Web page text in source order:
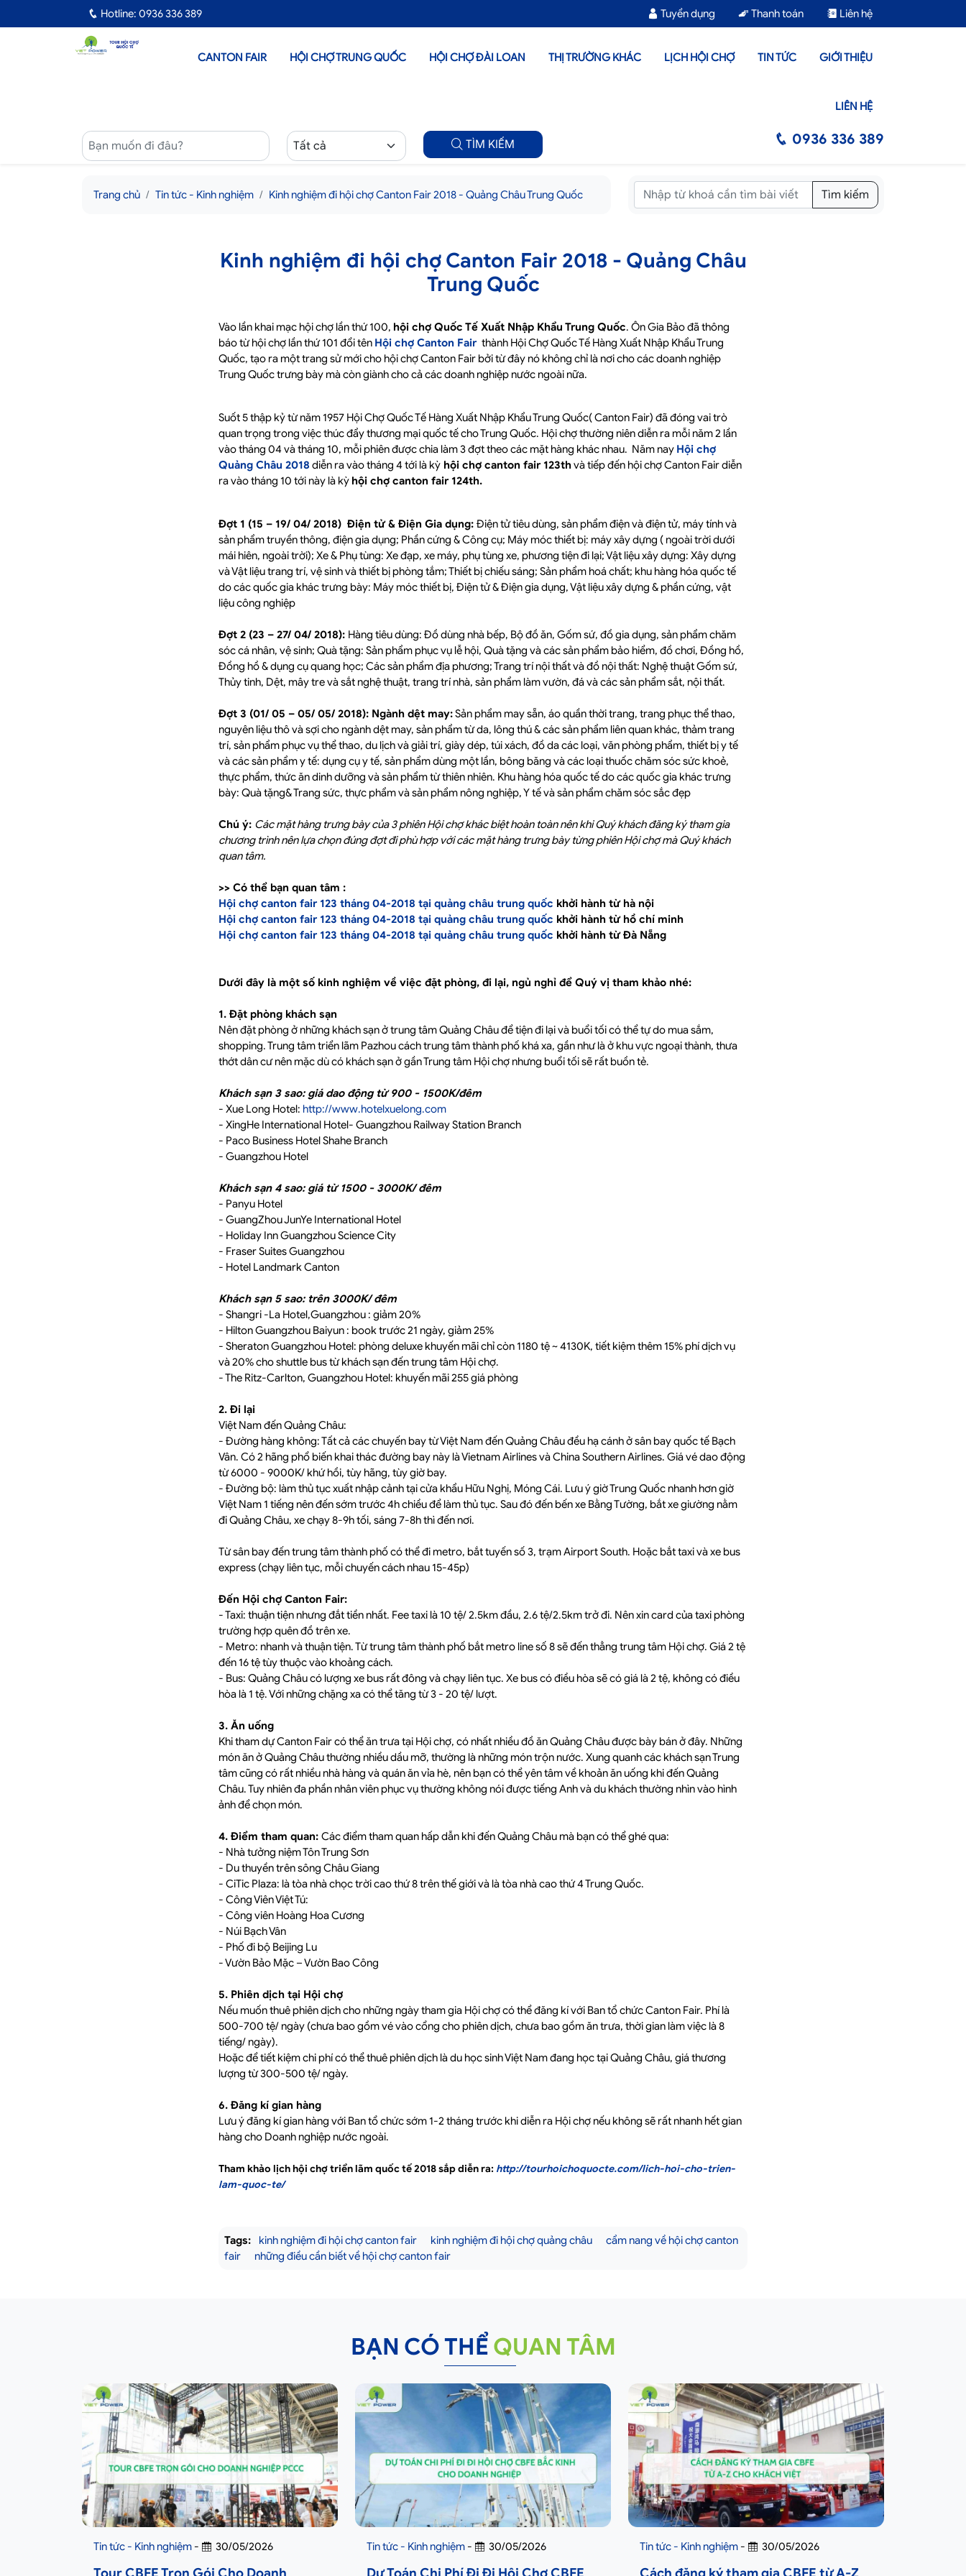
Hotline: 0936 336 389 Tuyển dụng Thanh toán Liên hệ
CANTON FAIR HỘI CHỢ TRUNG QUỐC HỘI CHỢ ĐÀI LOAN THỊ TRƯỜNG KHÁC LỊCH HỘI CHỢ TIN TỨC GIỚI THIỆU
LIÊN HỆ
TÌM KIẾM 0936 336 389
Trang chủ Tin tức - Kinh nghiệm Kinh nghiệm đi hội chợ Canton Fair 2018 - Quảng Châu Trung Quốc Tìm kiếm
Kinh nghiệm đi hội chợ Canton Fair 2018 - Quảng Châu
Trung Quốc
Vào lần khai mạc hội chợ lần thứ 100, hội chợ Quốc Tế Xuất Nhập Khẩu Trung Quốc. Ôn Gia Bảo đã thông
báo từ hội chợ lần thứ 101 đổi tên Hội chợ Canton Fair thành Hội Chợ Quốc Tế Hàng Xuất Nhập Khẩu Trung
Quốc, tạo ra một trang sử mới cho hội chợ Canton Fair bởi từ đây nó không chỉ là nơi cho các doanh nghiệp
Trung Quốc trưng bày mà còn giành cho cả các doanh nghiệp nước ngoài nữa.
Suốt 5 thập kỷ từ năm 1957 Hội Chợ Quốc Tế Hàng Xuất Nhập Khẩu Trung Quốc( Canton Fair) đã đóng vai trò
quan trọng trong việc thúc đẩy thương mại quốc tế cho Trung Quốc. Hội chợ thường niên diễn ra mỗi năm 2 lần
vào tháng 04 và tháng 10, mỗi phiên được chia làm 3 đợt theo các mặt hàng khác nhau. Năm nay Hội chợ
Quảng Châu 2018 diễn ra vào tháng 4 tới là kỳ hội chợ canton fair 123thvà tiếp đến hội chợ Canton Fair diễn
ra vào tháng 10 tới này là kỳ hội chợ canton fair 124th.
Đợt 1 (15 – 19/ 04/ 2018) Điện tử & Điện Gia dụng: Điện tử tiêu dùng, sản phẩm điện và điện tử, máy tính và
sản phẩm truyền thông, điện gia dụng; Phần cứng & Công cụ; Máy móc thiết bị: máy xây dựng ( ngoài trời dưới
mái hiên, ngoài trời); Xe & Phụ tùng: Xe đạp, xe máy, phụ tùng xe, phương tiện đi lại; Vật liệu xây dựng: Xây dựng
và Vật liệu trang trí, vệ sinh và thiết bị phòng tắm; Thiết bị chiếu sáng; Sản phẩm hoá chất; khu hàng hóa quốc tế
do các quốc gia khác trưng bày: Máy móc thiết bị, Điện tử & Điện gia dụng, Vật liệu xây dựng & phần cứng, vật
liệu công nghiệp
Đợt 2 (23 – 27/ 04/ 2018): Hàng tiêu dùng: Đồ dùng nhà bếp, Bộ đồ ăn, Gốm sứ, đồ gia dụng, sản phẩm chăm
sóc cá nhân, vệ sinh; Quà tặng: Sản phẩm phục vụ lễ hội, Quà tặng và các sản phẩm bảo hiểm, đồ chơi, Đồng hồ,
Đồng hồ & dụng cụ quang học; Các sản phẩm địa phương; Trang trí nội thất và đồ nội thất: Nghệ thuật Gốm sứ,
Thủy tinh, Dệt, mây tre và sắt nghệ thuật, trang trí nhà, sản phẩm làm vườn, đá và các sản phẩm sắt, nội thất.
Đợt 3 (01/ 05 – 05/ 05/ 2018): Ngành dệt may:Sản phẩm may sẵn, áo quần thời trang, trang phục thể thao,
nguyên liệu thô và sợi cho ngành dệt may, sản phẩm từ da, lông thú & các sản phẩm liên quan khác, thảm trang
trí, sản phẩm phục vụ thể thao, du lịch và giải trí, giày dép, túi xách, đồ da các loại, văn phòng phẩm, thiết bị y tế
và các sản phẩm y tế: dụng cụ y tế, sản phẩm dùng một lần, bông băng và các loại thuốc chăm sóc sức khoẻ,
thực phẩm, thức ăn dinh dưỡng và sản phẩm từ thiên nhiên. Khu hàng hóa quốc tế do các quốc gia khác trưng
bày: Quà tặng& Trang sức, thực phẩm và sản phẩm nông nghiệp, Y tế và sản phẩm chăm sóc sắc đẹp
Chú ý: Các mặt hàng trưng bày của 3 phiên Hội chợ khác biệt hoàn toàn nên khi Quý khách đăng ký tham gia
chương trình nên lựa chọn đúng đợt đi phù hợp với các mặt hàng trưng bày từng phiên Hội chợ mà Quý khách
quan tâm.
>> Có thể bạn quan tâm :
Hội chợ canton fair 123 tháng 04-2018 tại quảng châu trung quốc khởi hành từ hà nội
Hội chợ canton fair 123 tháng 04-2018 tại quảng châu trung quốc khởi hành từ hồ chí minh
Hội chợ canton fair 123 tháng 04-2018 tại quảng châu trung quốc khởi hành từ Đà Nẵng
Dưới đây là một số kinh nghiệm về việc đặt phòng, đi lại, ngủ nghỉ để Quý vị tham khảo nhé:
1. Đặt phòng khách sạn
Nên đặt phòng ở những khách sạn ở trung tâm Quảng Châu để tiện đi lại và buổi tối có thể tự do mua sắm,
shopping. Trung tâm triển lãm Pazhou cách trung tâm thành phố khá xa, gần như là ở khu vực ngoại thành, thưa
thớt dân cư nên mặc dù có khách sạn ở gần Trung tâm Hội chợ nhưng buổi tối sẽ rất buồn tẻ.
Khách sạn 3 sao: giá dao động từ 900 - 1500K/đêm
- Xue Long Hotel: http://www.hotelxuelong.com
- XingHe International Hotel- Guangzhou Railway Station Branch
- Paco Business Hotel Shahe Branch
- Guangzhou Hotel
Khách sạn 4 sao: giá từ 1500 - 3000K/ đêm
- Panyu Hotel
- GuangZhou JunYe International Hotel
- Holiday Inn Guangzhou Science City
- Fraser Suites Guangzhou
- Hotel Landmark Canton
Khách sạn 5 sao: trên 3000K/ đêm
- Shangri -La Hotel,Guangzhou : giảm 20%
- Hilton Guangzhou Baiyun : book trước 21 ngày, giảm 25%
- Sheraton Guangzhou Hotel: phòng deluxe khuyến mãi chỉ còn 1180 tệ ~ 4130K, tiết kiệm thêm 15% phí dịch vụ
và 20% cho shuttle bus từ khách sạn đến trung tâm Hội chợ.
- The Ritz-Carlton, Guangzhou Hotel: khuyến mãi 255 giá phòng
2. Đi lại
Việt Nam đến Quảng Châu:
- Đường hàng không: Tất cả các chuyến bay từ Việt Nam đến Quảng Châu đều hạ cánh ở sân bay quốc tế Bạch
Vân. Có 2 hãng phổ biến khai thác đường bay này là Vietnam Airlines và China Southern Airlines. Giá vé dao động
từ 6000 - 9000K/ khứ hồi, tùy hãng, tùy giờ bay.
- Đường bộ: làm thủ tục xuất nhập cảnh tại cửa khẩu Hữu Nghị, Móng Cái. Lưu ý giờ Trung Quốc nhanh hơn giờ
Việt Nam 1 tiếng nên đến sớm trước 4h chiều để làm thủ tục. Sau đó đến bến xe Bằng Tường, bắt xe giường nằm
đi Quảng Châu, xe chạy 8-9h tối, sáng 7-8h thì đến nơi.
Từ sân bay đến trung tâm thành phố có thể đi metro, bắt tuyến số 3, trạm Airport South. Hoặc bắt taxi và xe bus
express (chạy liên tục, mỗi chuyến cách nhau 15-45p)
Đến Hội chợ Canton Fair:
- Taxi: thuận tiện nhưng đắt tiền nhất. Fee taxi là 10 tệ/ 2.5km đầu, 2.6 tệ/2.5km trở đi. Nên xin card của taxi phòng
trường hợp quên đồ trên xe.
- Metro: nhanh và thuận tiện. Từ trung tâm thành phố bắt metro line số 8 sẽ đến thẳng trung tâm Hội chợ. Giá 2 tệ
đến 16 tệ tùy thuộc vào khoảng cách.
- Bus: Quảng Châu có lượng xe bus rất đông và chạy liên tục. Xe bus có điều hòa sẽ có giá là 2 tệ, không có điều
hòa là 1 tệ. Với những chặng xa có thể tăng từ 3 - 20 tệ/ lượt.
3. Ăn uống
Khi tham dự Canton Fair có thể ăn trưa tại Hội chợ, có nhất nhiều đồ ăn Quảng Châu được bày bán ở đây. Những
món ăn ở Quảng Châu thường nhiều dầu mỡ, thường là những món trộn nước. Xung quanh các khách sạn Trung
tâm cũng có rất nhiều nhà hàng và quán ăn vỉa hè, nên bạn có thể yên tâm về khoản ăn uống khi đến Quảng
Châu. Tuy nhiên đa phần nhân viên phục vụ thường không nói được tiếng Anh và du khách thường nhìn vào hình
ảnh để chọn món.
4. Điểm tham quan: Các điểm tham quan hấp dẫn khi đến Quảng Châu mà bạn có thể ghé qua:
- Nhà tưởng niệm Tôn Trung Sơn
- Du thuyền trên sông Châu Giang
- CiTic Plaza: là tòa nhà chọc trời cao thứ 8 trên thế giới và là tòa nhà cao thứ 4 Trung Quốc.
- Công Viên Việt Tú:
- Công viên Hoàng Hoa Cương
- Núi Bạch Vân
- Phố đi bộ Beijing Lu
- Vườn Bảo Mặc – Vườn Bao Công
5. Phiên dịch tại Hội chợ
Nếu muốn thuê phiên dịch cho những ngày tham gia Hội chợ có thể đăng kí với Ban tổ chức Canton Fair. Phí là
500-700 tệ/ ngày (chưa bao gồm vé vào cổng cho phiên dịch, chưa bao gồm ăn trưa, thời gian làm việc là 8
tiếng/ ngày).
Hoặc để tiết kiệm chi phí có thể thuê phiên dịch là du học sinh Việt Nam đang học tại Quảng Châu, giá thương
lượng từ 300-500 tệ/ ngày.
6. Đăng kí gian hàng
Lưu ý đăng kí gian hàng với Ban tổ chức sớm 1-2 tháng trước khi diễn ra Hội chợ nếu không sẽ rất nhanh hết gian
hàng cho Doanh nghiệp nước ngoài.
Tham khảo lịch hội chợ triển lãm quốc tế 2018 sắp diễn ra: http://tourhoichoquocte.com/lich-hoi-cho-trien-
lam-quoc-te/
Tags: kinh nghiệm đi hội chợ canton fair kinh nghiệm đi hội chợ quảng châu
cẩm nang về hội chợ canton
fair
những điều cần biết về hội chợ canton fair
BẠN CÓ THỂ QUAN TÂM
Tin tức - Kinh nghiệm - 30/05/2026 Tin tức - Kinh nghiệm - 30/05/2026 Tin tức - Kinh nghiệm - 30/05/2026